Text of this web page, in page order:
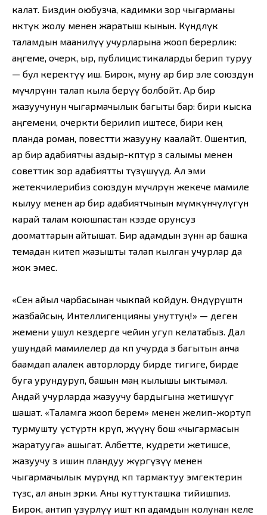
калат. Биздин оюбузча, кадимки зор чыгарманы
өнөктүк жолу менен жаратыш кынын. Күндөлүк
таламдын маанилүү учурларына жооп берерлик:
аңгеме, очерк, ыр, публицистикаларды берип туруу
— бул керектүү иш. Бирок, муну ар бир эле союздун
мүчөлөрүнөн талап кыла берүү болбойт. Ар бир
жазуучунун чыгармачылык багыты бар: бири кыска
аңгемени, очеркти берилип иштесе, бири кең
планда роман, повестти жазууну каалайт. Ошентип,
ар бир адабиятчы аздыр-көптүр өз салымы менен
советтик зор адабиятты түзүшүүдө. Ал эми
жетекчилерибиз союздун мүчөлөрүнө жекече мамиле
кылуу менен ар бир адабиятчынын мүмкүнчүлүгүнө
карай талам коюшпастан кээде орунсуз
дооматтарын айтышат. Бир адамдын өзүнөн ар башка
темадан китеп жазышты талап кылган учурлар да
жок эмес.
«Сен айыл чарбасынан чыкпай койдун. Өндүрүштөн
жазбайсың. Интеллигенцияны унуттуң!» — деген
жемени ушул кездерге чейин угуп келатабыз. Дал
ушундай мамилелер да көп учурда өз багытын анча
баамдап алалек авторлорду бирде тигиге, бирде
буга урундуруп, башын маң кылышы ыктымал.
Андай учурларда жазуучу бардыгына жетишүүгө
шашат. «Таламга жооп берем» менен желип-жортуп
турмушту үстүртөн көрүп, жүүнү бош «чыгармасын
жаратууга» ашыгат. Албетте, кудрети жетишсе,
жазуучу өз ишин пландуу жүргүзүү менен
чыгармачылык өмүрүндө көп тармактуу эмгектерин
түзсө, ал анын эрки. Аны куттукташка тийишпиз.
Бирок, антип үзүрлүү иштөө көп адамдын колунан келе